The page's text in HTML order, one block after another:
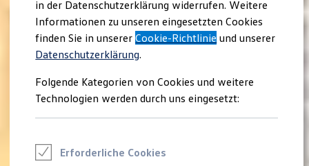
Kombis
Kompaktwagen
Sportwagen
Schnell verfügbare Fahrzeuge
Angebote und Produkte
Aktuelle Angebote
E-Auto-Förderung
Volkswagen Marktplatz
Elektromobilität bei Gebrauchtwagen
in der Datenschutzerklärung widerrufen. Weitere
Informationen zu unseren eingesetzten Cookies
finden Sie in unsererCookie-Richtlinie und unserer
Datenschutzerklärung.
Folgende Kategorien von Cookies und weitere
Technologien werden durch uns eingesetzt:
Erforderliche Cookies